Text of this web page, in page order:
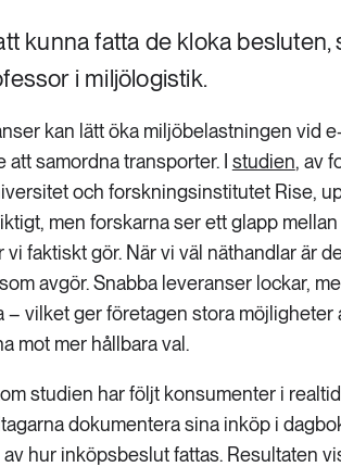
kunna fatta de kloka besluten,
i miljölogistik.
kan lätt öka miljöbelastningen vid
att samordna transporter. I studien, av
och forskningsinstitutet Rise,
men forskarna ser ett glapp
vi faktiskt gör. När vi väl näthandlar är
avgör. Snabba leveranser lockar,
– vilket ger företagen stora möjligheter
mot mer hållbara val.
studien har följt konsumenter i
dokumentera sina inköp i
hur inköpsbeslut fattas. Resultaten